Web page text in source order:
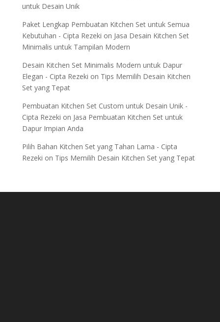
untuk Desain Unik
Paket Lengkap Pembuatan Kitchen Set untuk Semua
Kebutuhan - Cipta Rezeki on Jasa Desain Kitchen Set
Minimalis untuk Tampilan Modern
Desain Kitchen Set Minimalis Modern untuk Dapur
Elegan - Cipta Rezeki on Tips Memilih Desain Kitchen
Set yang Tepat
Pembuatan Kitchen Set Custom untuk Desain Unik -
Cipta Rezeki on Jasa Pembuatan Kitchen Set untuk
Dapur Impian Anda
Pilih Bahan Kitchen Set yang Tahan Lama - Cipta
Rezeki on Tips Memilih Desain Kitchen Set yang Tepat